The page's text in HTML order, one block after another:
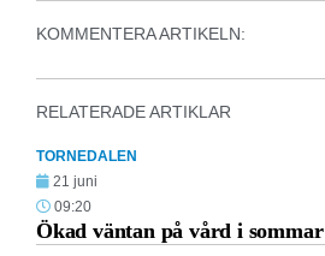
KOMMENTERA ARTIKELN:
RELATERADE ARTIKLAR
TORNEDALEN
21 juni
09:20
Ökad väntan på vård i sommar